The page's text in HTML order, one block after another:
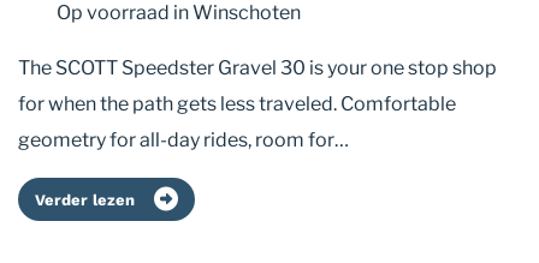
Op voorraad in Winschoten
The SCOTT Speedster Gravel 30 is your one stop shop
for when the path gets less traveled. Comfortable
geometry for all-day rides, room for…
Verder lezen